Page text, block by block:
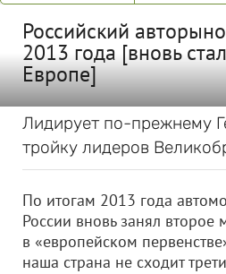
Российский
2013 года [вновь
Европе]
Лидирует по-прежнему
тройку лидеров
По итогам 2013 года
России вновь занял второе
в «европейском
наша страна не сходит